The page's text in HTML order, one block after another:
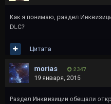
Как я понимаю, раздел
DLC?
Цитата
morias 2 347
19 января, 2015
Раздел Инквизиции обещали